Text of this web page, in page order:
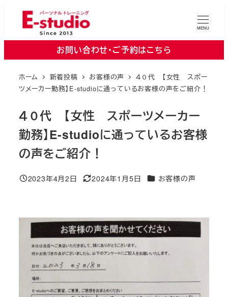
ン
MENU
お問い合わせ・ご予約はこちら
ホーム 新着投稿 お客様の声
４０代 【女性 スポー
ツメーカー勤務】E-studioに通っているお客様の声をご紹介！
４０代 【女性 スポーツメーカー
勤務】E-studioに通っているお客様
の声をご紹介！
投稿日
2023年4月2日
更新日
2024年1月5日 カテゴリー
お客様の声